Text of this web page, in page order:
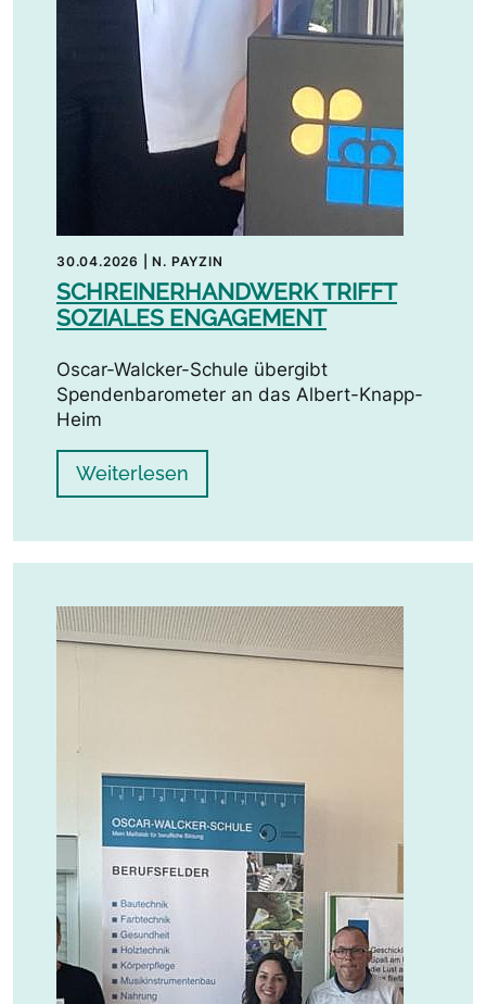
30.04.2026 |N. PAYZIN
SCHREINERHANDWERK TRIFFT
SOZIALES ENGAGEMENT
Oscar-Walcker-Schule übergibt
Spendenbarometer an das Albert-Knapp-
Heim
Weiterlesen